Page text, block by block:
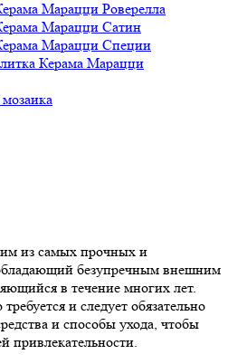
Марацци Роверелла
Марацци Сатин
Марацци Специи
Керама Марацци
из самых прочных и
безупречным внешним
в течение многих лет.
и следует обязательно
и способы ухода, чтобы
привлекательности.